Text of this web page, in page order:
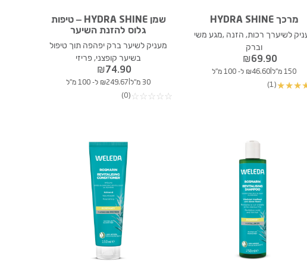
מרכך HYDRA SHINE
לשיערך רכות, הזנה ,מגע משי
וברק
₪69.90
150 מ"ל | ₪46.60 ל- 100 מ"ל
★
★
★
(1)
שמן HYDRA SHINE – טיפות
גלוס להזנת השיער
מעניק לשיער ברק יפהפה תוך טיפול
בשיער קופצני, פריזי
₪74.90
30 מ"ל | ₪249.67 ל- 100 מ"ל
☆
☆
☆
☆
☆
(0)